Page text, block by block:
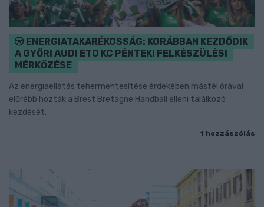
ENERGIATAKARÉKOSSÁG: KORÁBBAN KEZDŐDIK
A GYŐRI AUDI ETO KC PÉNTEKI FELKÉSZÜLÉSI
MÉRKŐZÉSE
Az energiaellátás tehermentesítése érdekében másfél órával
előrébb hozták a Brest Bretagne Handball elleni találkozó
kezdését.
1 hozzászólás